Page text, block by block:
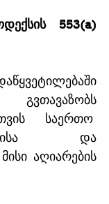
553(a)
საერთო
და
აღიარების